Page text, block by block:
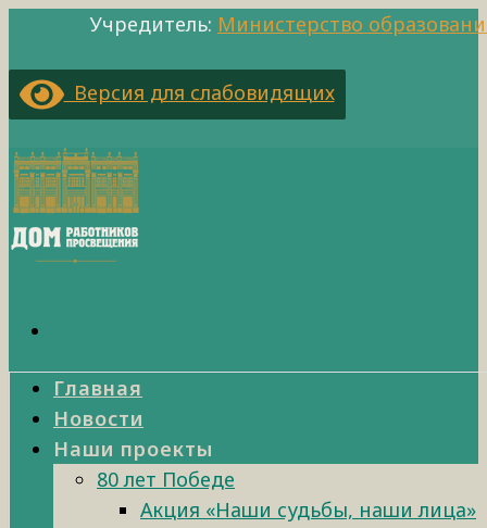
Учредитель: Министерство
Версия для слабовидящих
Главная
Новости
Наши проекты
80 лет Победе
Акция «Наши судьбы, наши лица»